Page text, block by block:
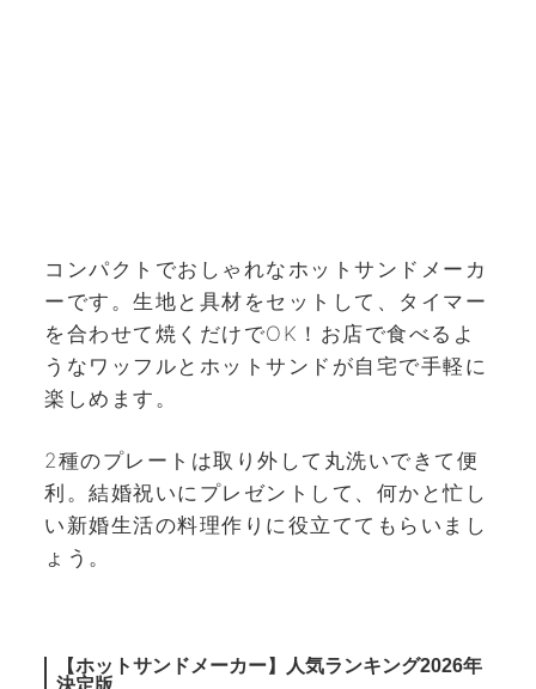
コンパクトでおしゃれなホットサンドメーカ
ーです。生地と具材をセットして、タイマー
を合わせて焼くだけでOK！お店で食べるよ
うなワッフルとホットサンドが自宅で手軽に
楽しめます。
2種のプレートは取り外して丸洗いできて便
利。結婚祝いにプレゼントして、何かと忙し
い新婚生活の料理作りに役立ててもらいまし
ょう。